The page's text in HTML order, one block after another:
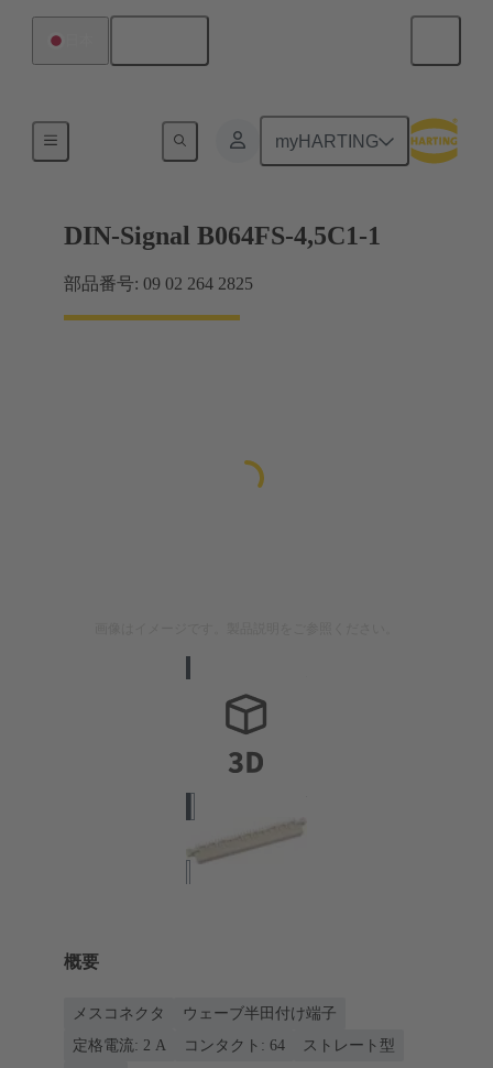
myHARTING
マザーボード ツー ドーターカード接続
DIN-Signal B064FS-4,5C1-1
部品番号: 09 02 264 2825
概要
メスコネクタ
ウェーブ半田付け端子
定格電流: ‌2 A
コンタクト: 64
ストレート型